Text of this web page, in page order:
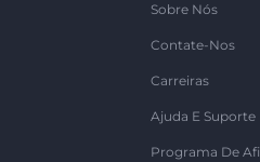
Sobre Nós
Contate-Nos
Carreiras
Ajuda E Suporte
Programa De